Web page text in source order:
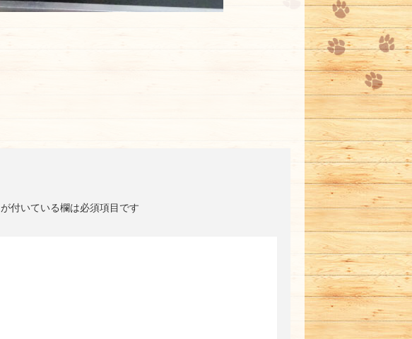
が付いている欄は必須項目です